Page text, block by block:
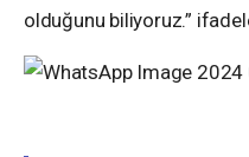
olduğunu biliyoruz.”